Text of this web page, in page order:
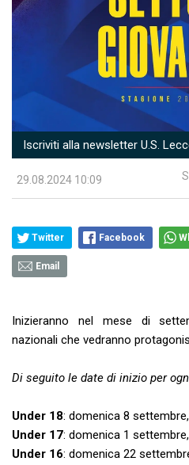
Iscriviti alla newsletter U.S.
29.08.2024 10:09
Twitter Facebook
Email
Inizieranno nel mese di
nazionali che vedranno
Di seguito le date di inizio per
Under 18: domenica 8
Under 17: domenica 1
Under 16: domenica 22